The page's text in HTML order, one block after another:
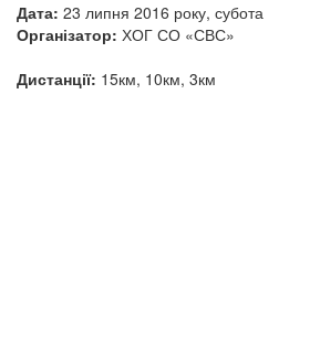
Дата: 23 липня 2016 року, субота
Організатор: ХОГ СО «СВС»
Дистанції: 15км, 10км, 3км